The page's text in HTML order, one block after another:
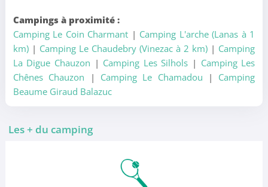
Campings à proximité :
Camping Le Coin Charmant | Camping L'arche (Lanas à 1
km)| Camping Le Chaudebry (Vinezac à 2 km) | Camping
La Digue Chauzon | Camping Les Silhols | Camping Les
Chênes Chauzon | Camping Le Chamadou | Camping
Beaume Giraud Balazuc
Les + du camping